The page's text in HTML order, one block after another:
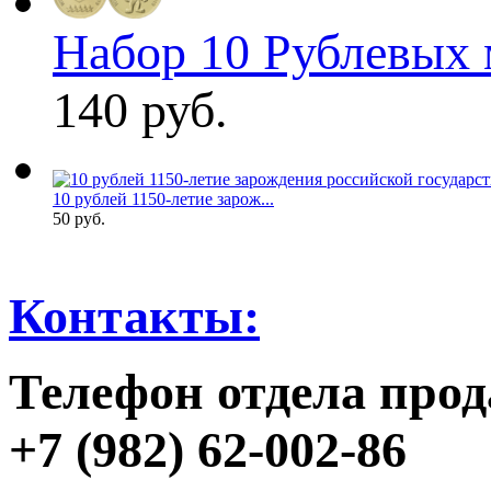
Набор 10 Рублевых
140 руб.
10 рублей 1150-летие зарож...
50 руб.
Контакты:
Телефон отдела
+7 (982) 62-002-86